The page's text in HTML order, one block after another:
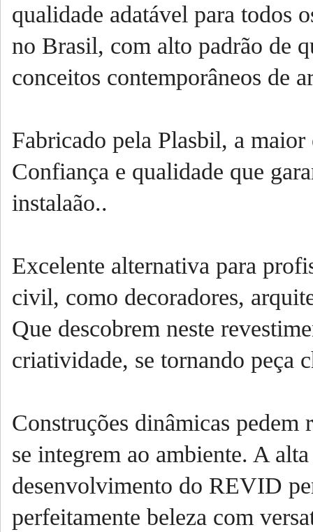
qualidade adatável para todos
no Brasil, com alto padrão de
conceitos contemporâneos de
Fabricado pela Plasbil, a
Confiança e qualidade que
instalaão..
Excelente alternativa para
civil, como decoradores,
Que descobrem neste
criatividade, se tornando peça
Construções dinâmicas pedem
se integrem ao ambiente. A
desenvolvimento do REVID
perfeitamente beleza com